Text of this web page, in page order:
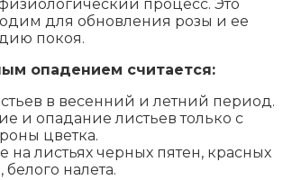
процесс. Это
для обновления розы и ее
покоя.
опадением считается:
в весенний и летний период.
и опадание листьев только с
цветка.
на листьях черных пятен, красных
налета.